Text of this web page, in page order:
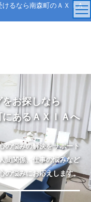
るなら南森町のＡＸＩＡ
お探しなら
あるＡＸＩＡへ
の悩みの解決をサポート
間関係、仕事の悩みなど
の悩みにお応えします。